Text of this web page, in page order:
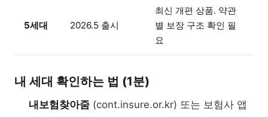
5세대 2026.5 출시
최신 개편 상품. 약관
별 보장 구조 확인 필
요
내 세대 확인하는 법 (1분)
내보험찾아줌 (cont.insure.or.kr) 또는 보험사 앱